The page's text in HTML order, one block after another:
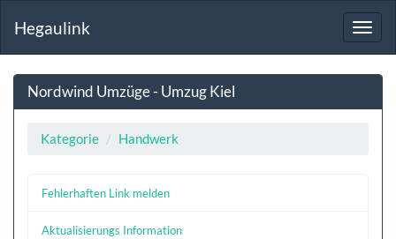
Hegaulink
Nordwind Umzüge - Umzug Kiel
Kategorie Handwerk
Fehlerhaften Link melden
Aktualisierungs Information